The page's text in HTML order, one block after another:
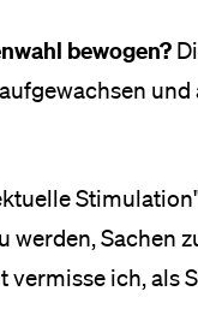
bewogen?
Sachen
vermisse ich, als